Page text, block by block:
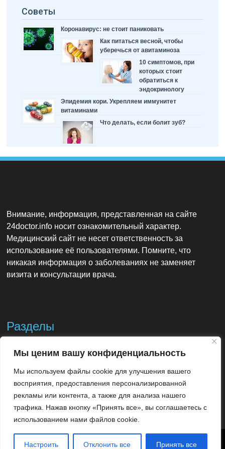
Мы ценим вашу конфиденциальность
Мы используем файлы cookie для улучшения вашего
восприятия, предоставления персонализированной
рекламы или контента, а также для анализа нашего
трафика. Нажав кнопку «Принять все», вы соглашаетесь с
использованием нами файлов cookie.
Настроить Отклонить все Принять все
Советы
Коронавирус: не стоит паниковать
Как питаться весной, чтобы
уберечься от авитаминоза
10 симптомов, при
которых стоит
обратиться к
эндокринологу
Эпидемия кори. Укрепляем иммунитет
витаминами
Что делать, если болит зуб?
Внимание, информация, представленная на сайте
24doctor.info носит ознакомительный характер.
Медицинский сайт не несет ответственность за
использование её пользователями. Помните, что
никакая информация о заболеваниях не заменяет
визита и консультации врача.
Разделы
Контакты
Использование материалов